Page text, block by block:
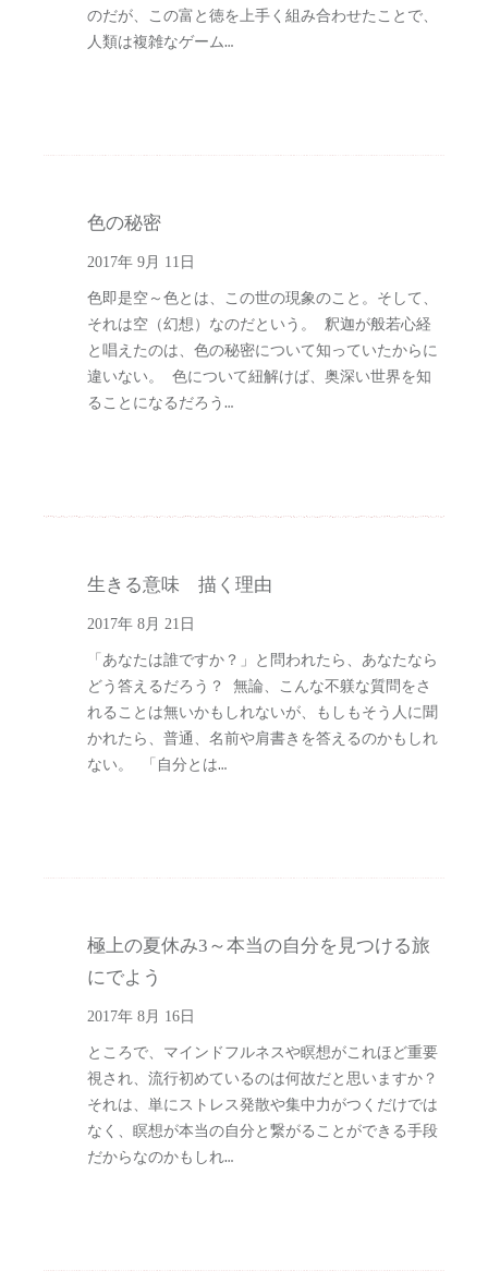
のだが、この富と徳を上手く組み合わせたことで、
人類は複雑なゲーム…
色の秘密
2017年 9月 11日
色即是空～色とは、この世の現象のこと。そして、
それは空（幻想）なのだという。 釈迦が般若心経
と唱えたのは、色の秘密について知っていたからに
違いない。 色について紐解けば、奥深い世界を知
ることになるだろう…
生きる意味 描く理由
2017年 8月 21日
「あなたは誰ですか？」と問われたら、あなたなら
どう答えるだろう？ 無論、こんな不躾な質問をさ
れることは無いかもしれないが、もしもそう人に聞
かれたら、普通、名前や肩書きを答えるのかもしれ
ない。 「自分とは…
極上の夏休み3～本当の自分を見つける旅
にでよう
2017年 8月 16日
ところで、マインドフルネスや瞑想がこれほど重要
視され、流行初めているのは何故だと思いますか？
それは、単にストレス発散や集中力がつくだけでは
なく、瞑想が本当の自分と繋がることができる手段
だからなのかもしれ…